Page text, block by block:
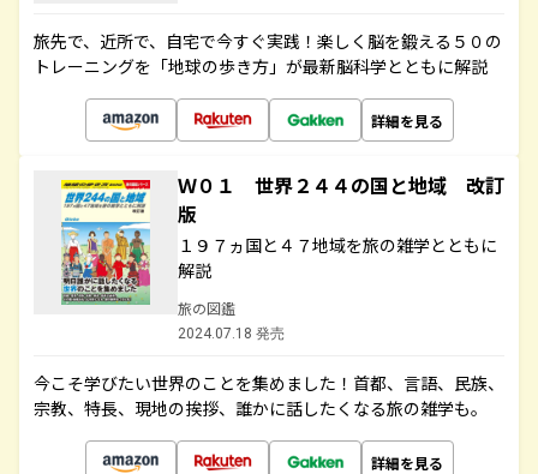
旅先で、近所で、自宅で今すぐ実践！楽しく脳を鍛える５０の
トレーニングを「地球の歩き方」が最新脳科学とともに解説
詳細を見る
Ｗ０１ 世界２４４の国と地域 改訂
版
１９７ヵ国と４７地域を旅の雑学とともに
解説
旅の図鑑
2024.07.18 発売
今こそ学びたい世界のことを集めました！首都、言語、民族、
宗教、特長、現地の挨拶、誰かに話したくなる旅の雑学も。
詳細を見る